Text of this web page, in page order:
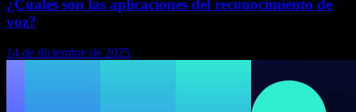
¿Cuáles son las aplicaciones del reconocimiento de
voz?
14 de diciembre de 2025